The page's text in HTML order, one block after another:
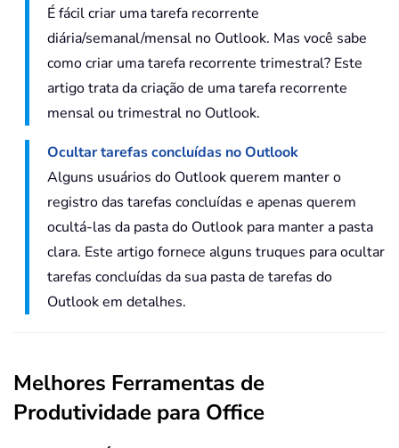
É fácil criar uma tarefa recorrente
diária/semanal/mensal no Outlook. Mas você sabe
como criar uma tarefa recorrente trimestral? Este
artigo trata da criação de uma tarefa recorrente
mensal ou trimestral no Outlook.
Ocultar tarefas concluídas no Outlook
Alguns usuários do Outlook querem manter o
registro das tarefas concluídas e apenas querem
ocultá-las da pasta do Outlook para manter a pasta
clara. Este artigo fornece alguns truques para ocultar
tarefas concluídas da sua pasta de tarefas do
Outlook em detalhes.
Melhores Ferramentas de
Produtividade para Office